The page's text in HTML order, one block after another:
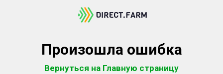
Произошла ошибка
Вернуться на Главную страницу